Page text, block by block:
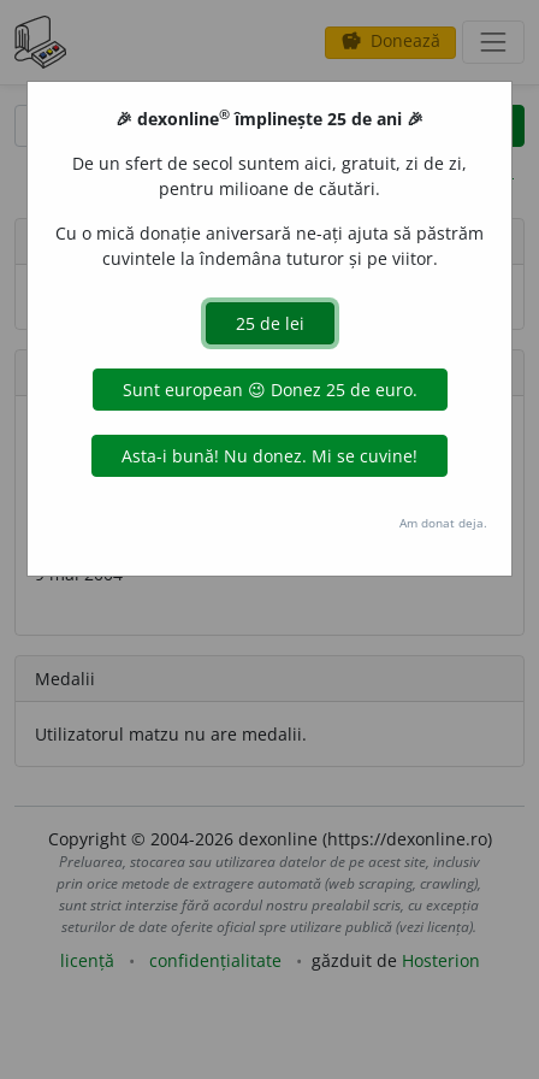
savings Donează
opțiuni
person matzu
Numele și adresa de e-mail nu sînt vizibile.
Contribuții
1 (locul 225)
9 mai 2004
Medalii
Utilizatorul matzu nu are medalii.
Copyright © 2004-2026 dexonline (https://dexonline.ro)
Preluarea, stocarea sau utilizarea datelor de pe acest site, inclusiv
prin orice metode de extragere automată (web scraping, crawling),
sunt strict interzise fără acordul nostru prealabil scris, cu excepția
seturilor de date oferite oficial spre utilizare publică (vezi licența).
licență confidențialitate găzduit de Hosterion
🎉 dexonline® împlinește 25 de ani 🎉
De un sfert de secol suntem aici, gratuit, zi de zi,
pentru milioane de căutări.
Cu o mică donație aniversară ne-ați ajuta să păstrăm
cuvintele la îndemâna tuturor și pe viitor.
Am donat deja.